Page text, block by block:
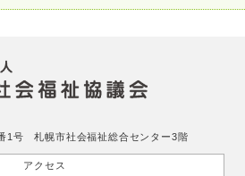
1号 札幌市社会福祉総合センター3階
アクセス